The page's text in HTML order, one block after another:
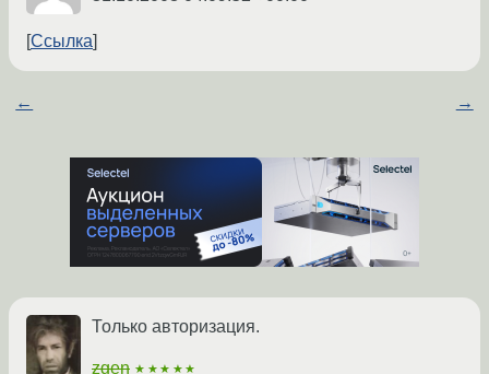
Ссылка
← →
Только авторизация.
zgen ★★★★★